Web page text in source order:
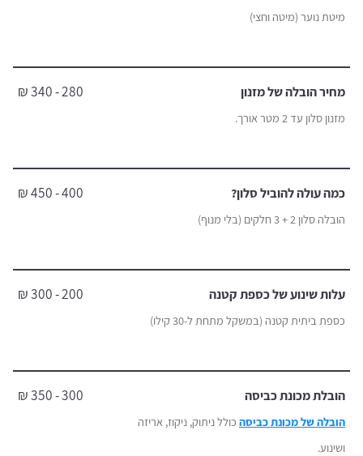
מיטת נוער (מיטה וחצי)
מחיר הובלה של מזנון
מזנון סלון עד 2 מטר אורך.
280 - 340 ₪
כמה עולה להוביל סלון?
הובלה סלון 2 + 3 חלקים (בלי מנוף)
400 - 450 ₪
עלות שינוע של כספת קטנה
כספת ביתית קטנה (במשקל מתחת ל-30 קילו)
200 - 300 ₪
הובלת מכונת כביסה
הובלה של מכונת כביסה כולל ניתוק, ניקוז, אריזה
ושינוע.
300 - 350 ₪